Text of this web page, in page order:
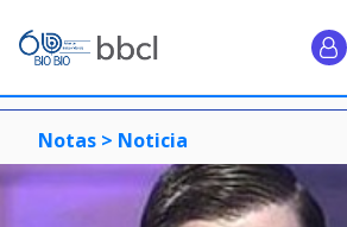
Notas > Noticia